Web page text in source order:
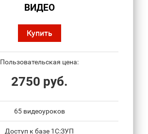
ВИДЕО
Купить
Пользовательская цена:
2750 руб.
65 видеоуроков
Доступ к базе 1С:ЗУП